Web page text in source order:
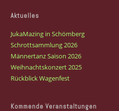
Aktuelles
JukaMazing in Schömberg
Schrottsammlung 2026
Männertanz Saison 2026
Weihnachtskonzert 2025
Rückblick Wagenfest
Kommende Veranstaltungen